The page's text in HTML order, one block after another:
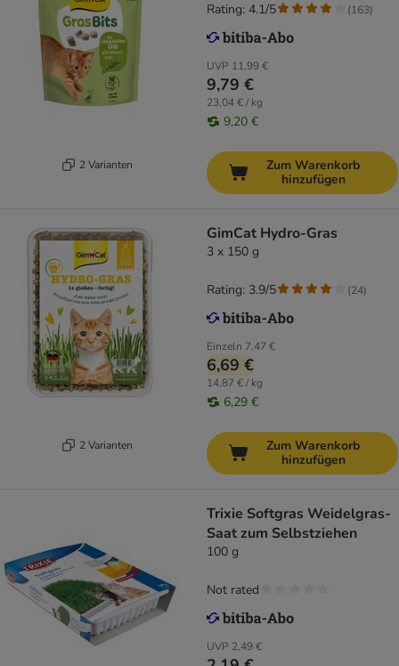
2 Varianten
UVP 11,99 €
9,79 €
23,04 € / kg
9,20 €
Rating: 4.1/5 (163)
Zum Warenkorb
hinzufügen
2 Varianten
GimCat Hydro-Gras
3 x 150 g
Einzeln 7,47 €
6,69 €
14,87 € / kg
6,29 €
Rating: 3.9/5 (24)
Zum Warenkorb
hinzufügen
Trixie Softgras Weidelgras-
Saat zum Selbstziehen
100 g
UVP 2,49 €
Not rated